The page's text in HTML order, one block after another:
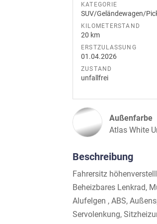
KATEGORIE
SUV/Geländewagen/
KILOMETERSTAND
20 km
ERSTZULASSUNG
01.04.2026
ZUSTAND
unfallfrei
Außenfarbe
Atlas White
Beschreibung
Fahrersitz
Beheizbares Lenkrad,
Alufelgen , ABS,
Servolenkung,